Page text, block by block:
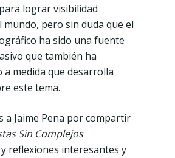
lograr visibilidad
mundo, pero sin duda que el
ha sido una fuente
que también ha
a medida que desarrolla
este tema.
a Jaime Pena por compartir
Sin Complejos
reflexiones interesantes y